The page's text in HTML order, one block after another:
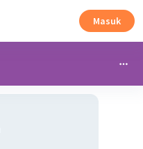
Masuk